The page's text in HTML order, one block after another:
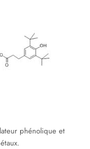
phénolique et